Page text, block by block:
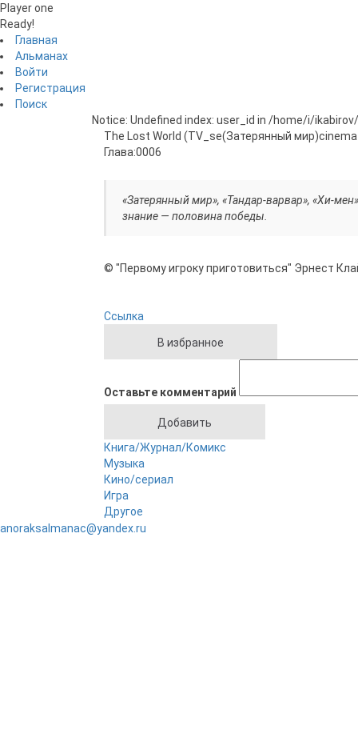
Player one
Ready!
Главная
Альманах
Войти
Регистрация
Поиск
Notice: Undefined index: user_id in /home/i/
The Lost World (TV_se(Затерянный мир)cinema
Глава:0006
«Затерянный мир», «Тандар-варвар», «Хи-
знание — половина победы.
© "Первому игроку приготовиться" Эрнест
Ссылка
Оставьте комментарий
Книга/Журнал/Комикс
Музыка
Кино/сериал
Игра
Другое
anoraksalmanac@yandex.ru